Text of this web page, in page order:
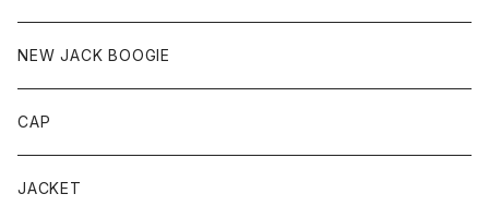
NEW JACK BOOGIE
CAP
JACKET